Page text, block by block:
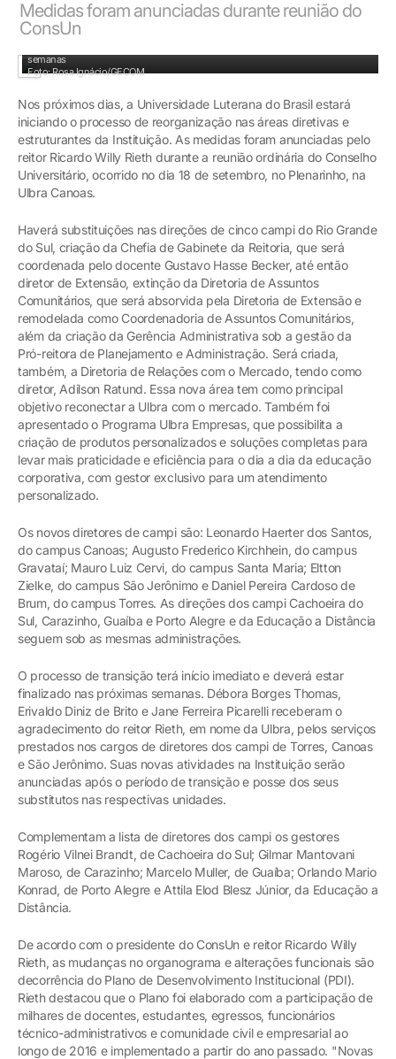
Medidas foram anunciadas durante reunião do
ConsUn
semanas
Foto: Rosa Ignácio/GECOM
Nos próximos dias, a Universidade Luterana do Brasil estará
iniciando o processo de reorganização nas áreas diretivas e
estruturantes da Instituição. As medidas foram anunciadas pelo
reitor Ricardo Willy Rieth durante a reunião ordinária do Conselho
Universitário, ocorrido no dia 18 de setembro, no Plenarinho, na
Ulbra Canoas.
Haverá substituições nas direções de cinco campi do Rio Grande
do Sul, criação da Chefia de Gabinete da Reitoria, que será
coordenada pelo docente Gustavo Hasse Becker, até então
diretor de Extensão, extinção da Diretoria de Assuntos
Comunitários, que será absorvida pela Diretoria de Extensão e
remodelada como Coordenadoria de Assuntos Comunitários,
além da criação da Gerência Administrativa sob a gestão da
Pró-reitora de Planejamento e Administração. Será criada,
também, a Diretoria de Relações com o Mercado, tendo como
diretor, Adilson Ratund. Essa nova área tem como principal
objetivo reconectar a Ulbra com o mercado. Também foi
apresentado o Programa Ulbra Empresas, que possibilita a
criação de produtos personalizados e soluções completas para
levar mais praticidade e eficiência para o dia a dia da educação
corporativa, com gestor exclusivo para um atendimento
personalizado.
Os novos diretores de campi são: Leonardo Haerter dos Santos,
do campus Canoas; Augusto Frederico Kirchhein, do campus
Gravataí; Mauro Luiz Cervi, do campus Santa Maria; Eltton
Zielke, do campus São Jerônimo e Daniel Pereira Cardoso de
Brum, do campus Torres. As direções dos campi Cachoeira do
Sul, Carazinho, Guaíba e Porto Alegre e da Educação a Distância
seguem sob as mesmas administrações.
O processo de transição terá início imediato e deverá estar
finalizado nas próximas semanas. Débora Borges Thomas,
Erivaldo Diniz de Brito e Jane Ferreira Picarelli receberam o
agradecimento do reitor Rieth, em nome da Ulbra, pelos serviços
prestados nos cargos de diretores dos campi de Torres, Canoas
e São Jerônimo. Suas novas atividades na Instituição serão
anunciadas após o período de transição e posse dos seus
substitutos nas respectivas unidades.
Complementam a lista de diretores dos campi os gestores
Rogério Vilnei Brandt, de Cachoeira do Sul; Gilmar Mantovani
Maroso, de Carazinho; Marcelo Muller, de Guaíba; Orlando Mario
Konrad, de Porto Alegre e Attila Elod Blesz Júnior, da Educação a
Distância.
De acordo com o presidente do ConsUn e reitor Ricardo Willy
Rieth, as mudanças no organograma e alterações funcionais são
decorrência do Plano de Desenvolvimento Institucional (PDI).
Rieth destacou que o Plano foi elaborado com a participação de
milhares de docentes, estudantes, egressos, funcionários
técnico-administrativos e comunidade civil e empresarial ao
longo de 2016 e implementado a partir do ano passado. "Novas